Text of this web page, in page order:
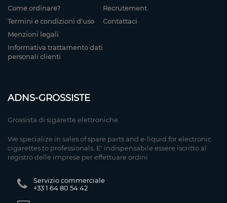
Come ordinare?
Termini e condizioni d'uso
Menzioni legali
Informativa trattamento dati
personali clienti
Recrutement
Contattaci
ADNS-GROSSISTE
Grossista di sigarette elettroniche
We specialize in sales of spare parts and e-liquid for electronic
cigarettes to professionals. E' indispensabile essere iscritto al
registro delle imprese per effettuare ordini
Servizio commerciale
+33 1 64 80 54 42